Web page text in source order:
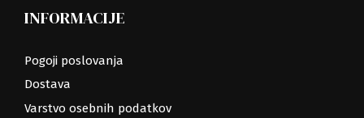
INFORMACIJE
Pogoji poslovanja
Dostava
Varstvo osebnih podatkov